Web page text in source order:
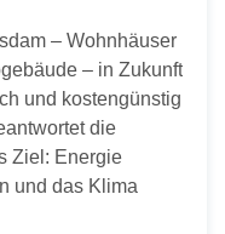
– Wohnhäuser
– in Zukunft
und kostengünstig
die
Ziel: Energie
und das Klima